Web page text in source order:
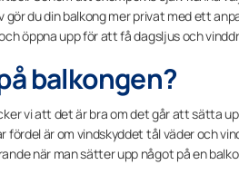
du din balkong mer privat med ett
öppna upp för att få dagsljus och
balkongen?
vi att det är bra om det går att sätta
fördel är om vindskyddet tål väder och
när man sätter upp något på en